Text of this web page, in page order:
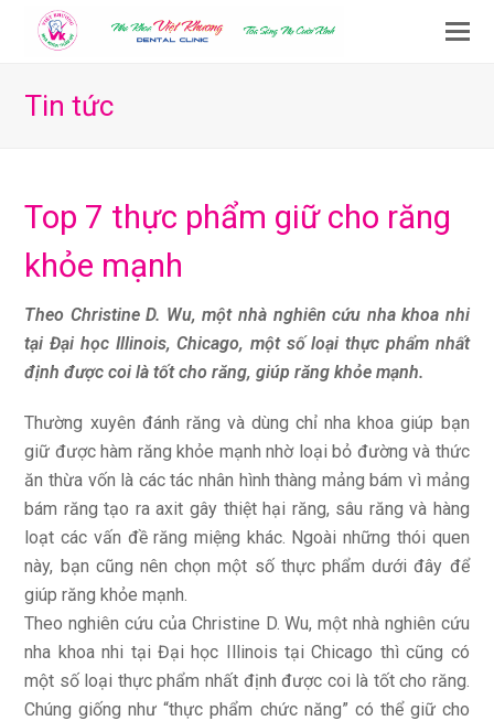
Tin tức
Top 7 thực phẩm giữ cho răng
khỏe mạnh
Theo Christine D. Wu, một nhà nghiên cứu nha khoa nhi
tại Đại học Illinois, Chicago, một số loại thực phẩm nhất
định được coi là tốt cho răng, giúp răng khỏe mạnh.
Thường xuyên đánh răng và dùng chỉ nha khoa giúp bạn
giữ được hàm răng khỏe mạnh nhờ loại bỏ đường và thức
ăn thừa vốn là các tác nhân hình thàng mảng bám vì mảng
bám răng tạo ra axit gây thiệt hại răng, sâu răng và hàng
loạt các vấn đề răng miệng khác. Ngoài những thói quen
này, bạn cũng nên chọn một số thực phẩm dưới đây để
giúp răng khỏe mạnh.
Theo nghiên cứu của Christine D. Wu, một nhà nghiên cứu
nha khoa nhi tại Đại học Illinois tại Chicago thì cũng có
một số loại thực phẩm nhất định được coi là tốt cho răng.
Chúng giống như “thực phẩm chức năng” có thể giữ cho